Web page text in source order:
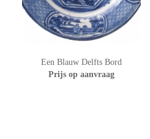
Een Blauw Delfts Bord
Prijs op aanvraag